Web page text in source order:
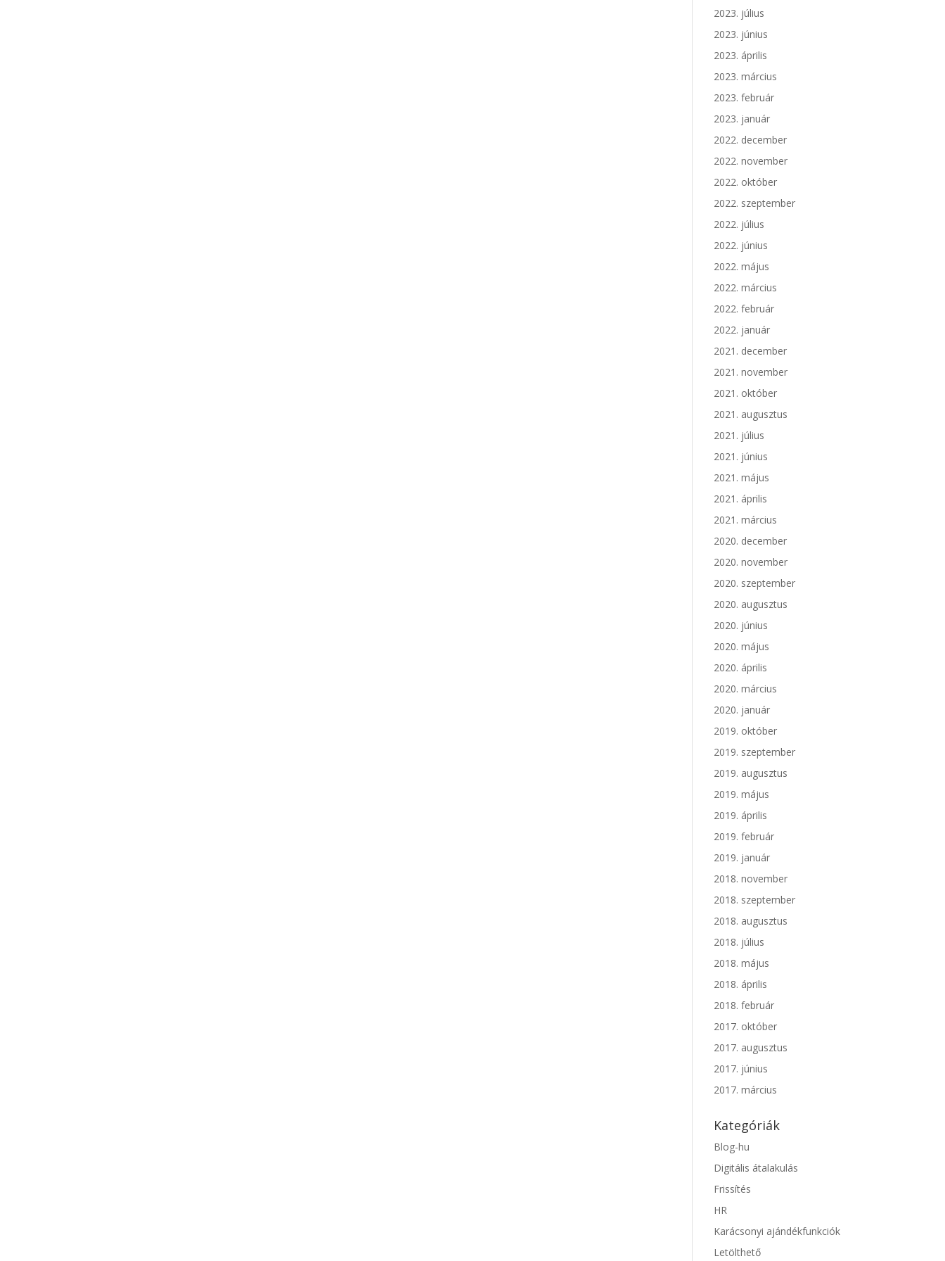
2023. július
2023. június
2023. április
2023. március
2023. február
2023. január
2022. december
2022. november
2022. október
2022. szeptember
2022. július
2022. június
2022. május
2022. március
2022. február
2022. január
2021. december
2021. november
2021. október
2021. augusztus
2021. július
2021. június
2021. május
2021. április
2021. március
2020. december
2020. november
2020. szeptember
2020. augusztus
2020. június
2020. május
2020. április
2020. március
2020. január
2019. október
2019. szeptember
2019. augusztus
2019. május
2019. április
2019. február
2019. január
2018. november
2018. szeptember
2018. augusztus
2018. július
2018. május
2018. április
2018. február
2017. október
2017. augusztus
2017. június
2017. március
Kategóriák
Blog-hu
Digitális átalakulás
Frissítés
HR
Karácsonyi ajándékfunkciók
Letölthető